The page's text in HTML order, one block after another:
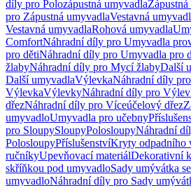
díly pro Polozápustná umyvadla
pro Zápustná umyvadlaVestavná
Vestavná umyvadlaRohová umyvadla
ComfortNáhradní díly pro Umyvadla
pro dětiNáhradní díly pro Umyvadla pro
žlabyNáhradní díly pro Mycí žlabyDalší
Další umyvadlaVýlevkaNáhradní díly pro
VýlevkaVýlevkyNáhradní díly pro
dřezNáhradní díly pro Víceúčelový dřez
umyvadloUmyvadla pro učebny
pro SloupySloupyPolosloupyNáhradní
PolosloupyPříslušenstvíKryty odpadního
ručníkyUpevňovací materiálDekorativní
skříňkou pod umyvadloSady umývátka
umyvadloNáhradní díly pro Sady